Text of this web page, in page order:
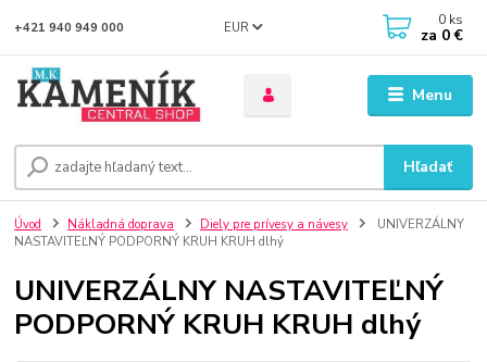
Menu
EUR
Hľadať
+421 940 949 000 0 ks
za 0 €
Úvod Nákladná doprava Diely pre prívesy a návesy
UNIVERZÁLNY
NASTAVITEĽNÝ PODPORNÝ KRUH KRUH dlhý
UNIVERZÁLNY NASTAVITEĽNÝ
PODPORNÝ KRUH KRUH dlhý